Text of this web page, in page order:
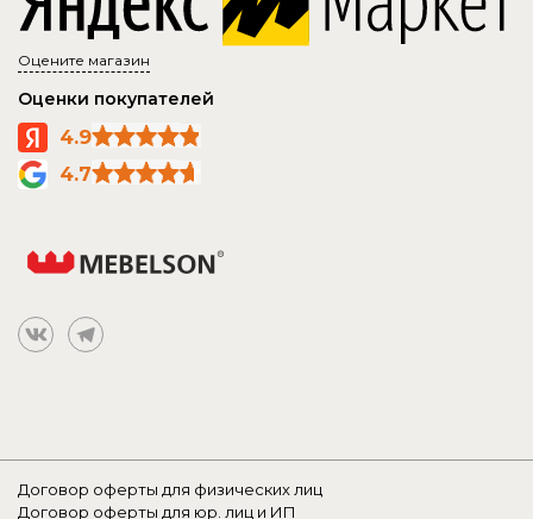
Оцените магазин
Оценки покупателей
4.9
4.7
Договор оферты для физических лиц
Договор оферты для юр. лиц и ИП